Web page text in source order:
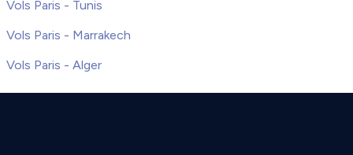
Vols Paris - Tunis
Vols Paris - Marrakech
Vols Paris - Alger